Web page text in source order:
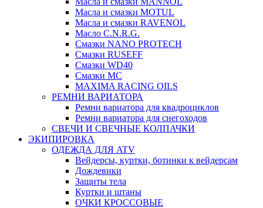
Масла и смазки MOTUL
Масла и смазки RAVENOL
Масло C.N.R.G.
Смазки NANO PROTECH
Смазки RUSEFF
Смазки WD40
Смазки МС
MAXIMA RACING OILS
РЕМНИ ВАРИАТОРА
Ремни вариатора для квадроциклов
Ремни вариатора для снегоходов
СВЕЧИ И СВЕЧНЫЕ КОЛПАЧКИ
ЭКИПИРОВКА
ОДЕЖДА ДЛЯ ATV
Вейдерсы, куртки, ботинки к вейдерсам
Дождевики
Защиты тела
Куртки и штаны
ОЧКИ КРОССОВЫЕ